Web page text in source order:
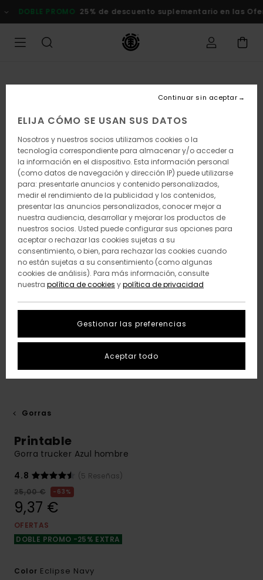
a
la
DOBLE PROMO 25% de descuento suplementario en las
Gorras
Printable
Gorra trucker Azul hombre
4.8
(5 Reseñas)
25,00 €
63%
9,37 €
OFERTAS
DOBLE PROMO -25% EXTRA
Color Eclipse Navy
ELIJA CÓMO SE USAN SUS DATOS
Nosotros y nuestros socios utilizamos cookies o la
tecnología correspondiente para almacenar y/o acceder a
la información en el dispositivo. Esta información personal
(como datos de navegación y dirección IP) puede utilizarse
para: presentarle anuncios y contenido personalizados,
medir el rendimiento de la publicidad y los contenidos,
presentar las anuncios personalizados, conocer mejor a
nuestra audiencia, desarrollar y mejorar los productos de
nuestros socios. Usted puede configurar sus opciones para
aceptar o rechazar las cookies sujetas a su
consentimiento, o bien, para rechazar las cookies cuando
no están sujetas a su consentimiento (como algunas
cookies de análisis). Para más información, consulte
nuestra política de cookies ypolítica de privacidad
Gestionar las preferencias
Continuar sin aceptar
Aceptar todo